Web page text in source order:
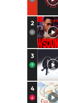
2
3
4